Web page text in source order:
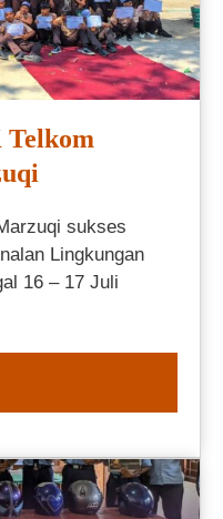
Telkom
sukses
Lingkungan
16 – 17 Juli